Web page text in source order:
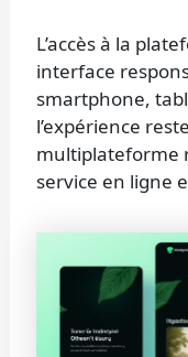
L’accès à la
interface
smartphone,
l’expérience
multiplateforme
service en ligne